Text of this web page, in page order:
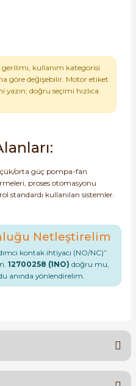
kullanım kategorisi
göre değişebilir. Motor etiket
doğru seçimi hızlıca
orta güç pompa-fan
proses otomasyonu
standardı kullanılan sistemler.
Netleştirelim
kontak ihtiyacı (NO/NC)”
12700258 (1NO) doğru mu,
anında yönlendirelim.